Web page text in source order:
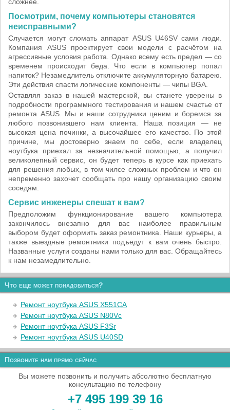
Посмотрим, почему компьютеры становятся
неисправными?
Случается могут сломать аппарат ASUS U46SV сами люди.
Компания ASUS проектирует свои модели с расчётом на
агрессивные условия работа. Однако всему есть предел — со
временем происходит беда. Что если в компьютер попал
напиток? Незамедлитель отключите аккумуляторную батарею.
Эти действия спасти логические компоненты — чипы BGA.
Оставляя заказ в нашей мастерской, вы станете уверены в
подробности программного тестирования и нашем счастье от
ремонта ASUS. Мы и наши сотрудники ценим и боремся за
любого позвонившего нам клиента. Наша позиция — не
высокая цена починки, а высочайшее его качество. По этой
причине, мы достоверно знаем по себе, если владелец
ноутбука приехал за незначительной помощью, а получил
великолепный сервис, он будет теперь в курсе как приехать
для решения любых, в том чилсе сложных проблем и что он
непременно захочет сообщать про нашу организацию своим
соседям.
Сервис инженеры спешат к вам?
Предположим функционирование вашего компьютера
закончилось внезапно для вас наиболее правильным
выбором будет оформить заказ ремонтника. Наши курьеры, а
также выездные ремонтники подъедут к вам очень быстро.
Названные услуги созданы нами только для вас. Обращайтесь
к нам незамедлительно.
Что еще может понадобиться?
Ремонт ноутбука ASUS X551CA
Ремонт ноутбука ASUS N80Vc
Ремонт ноутбука ASUS F3Sr
Ремонт ноутбука ASUS U40SD
Позвоните нам прямо сейчас
Вы можете позвонить и получить абсолютно бесплатную
консультацию по телефону
+7 495 199 39 16